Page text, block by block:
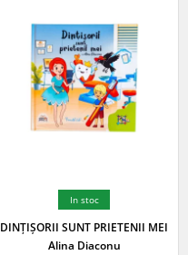
In stoc
DINȚIȘORII SUNT PRIETENII MEI
Alina Diaconu